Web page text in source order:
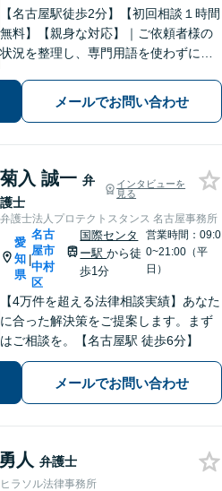
【名古屋駅徒歩2分】【初回相談１時間
無料】【親身な対応】｜ご依頼者様の
状況を整理し、専門用語を使わずに、
問題（債務整理）】に強み。解決でき
るか悩む前にまずはご相談ください。
メールでお問い合わせ
菊入 誠一 弁
護士
インタビューを
見る
弁護士法人プロテクトスタンス 名古屋事務所
愛
知
県
|
名古
屋市
中村
区
国際センタ
ー駅から徒
歩1分
営業時間：09:0
0~21:00（平
日）
【4万件を超える法律相談実績】あなた
に合った解決策をご提案します。まず
はご相談を。【名古屋駅 徒歩6分】
メールでお問い合わせ
人 弁護士
ラソル法律事務所